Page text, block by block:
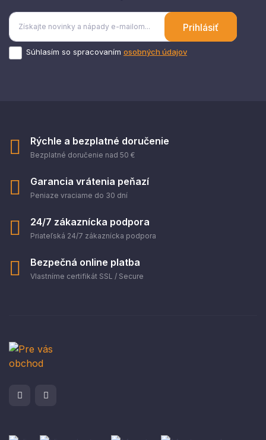
Súhlasím so spracovaním osobných údajov
Prihlásiť
Rýchle a bezplatné doručenie
Bezplatné doručenie nad 50 €
Garancia vrátenia peňazí
Peniaze vraciame do 30 dní
24/7 zákaznícka podpora
Priateľská 24/7 zákaznícka podpora
Bezpečná online platba
Vlastníme certifikát SSL / Secure